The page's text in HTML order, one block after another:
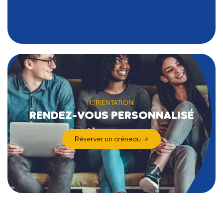
ORIENTATION
RENDEZ-VOUS PERSONNALISÉ
Réserver un créneau →